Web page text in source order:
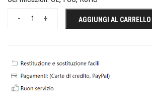
+
- AGGIUNGI AL CARRELLO